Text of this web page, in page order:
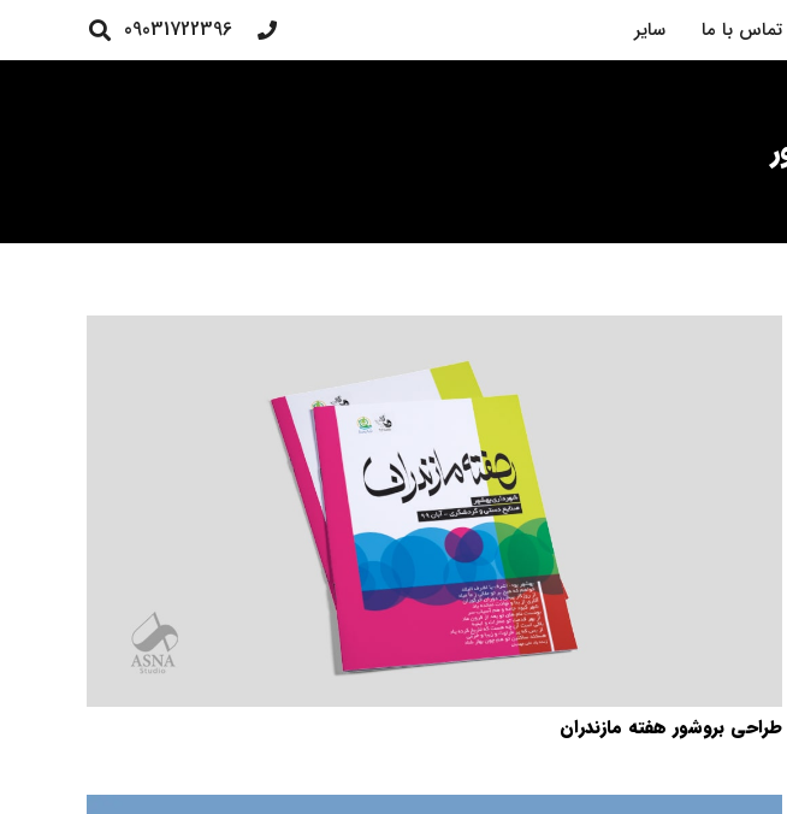
تماس با ما سایر 09031722396
طراحی بروشور هفته مازندران